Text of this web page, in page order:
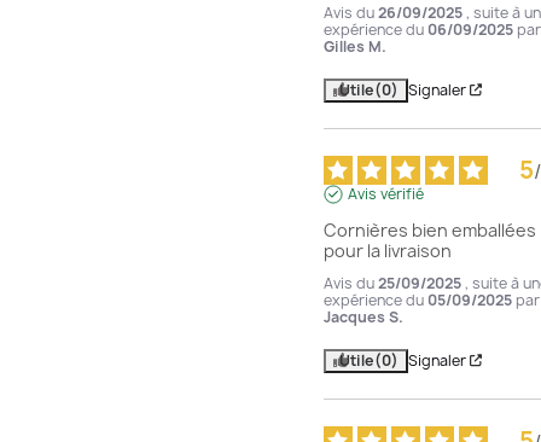
Avis du26/09/2025, suite à
expérience du 06/09/2025 par
Gilles M.
Utile(0) Signaler
5/
Avis vérifié
Cornières bien emballées
pour la livraison
Avis du25/09/2025, suite à
expérience du 05/09/2025 par
Jacques S.
Utile(0) Signaler